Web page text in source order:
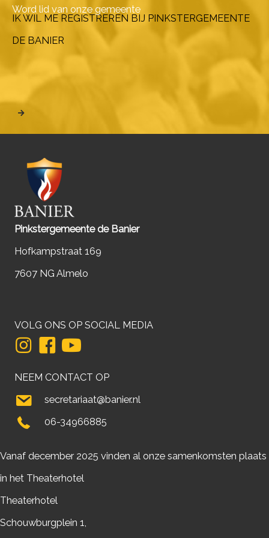
Word lid van onze gemeente
IK WIL ME REGISTREREN BIJ PINKSTERGEMEENTE
DE BANIER
Pinkstergemeente de Banier
Hofkampstraat 169
7607 NG Almelo
VOLG ONS OP SOCIAL MEDIA
NEEM CONTACT OP
secretariaat@banier.nl
06-34966885
Vanaf december 2025 vinden al onze samenkomsten plaats
in het Theaterhotel
Theaterhotel
Schouwburgplein 1,